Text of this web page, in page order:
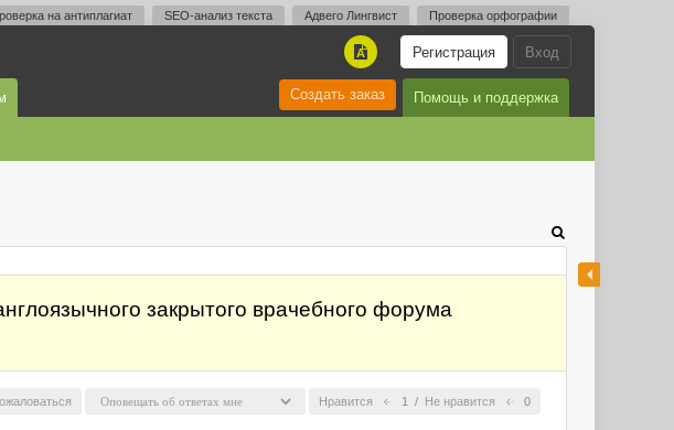
на антиплагиат SEO-анализ текста Адвего Лингвист Проверка орфографии
Вход
Регистрация
A
Помощь и поддержка
Создать заказ
закрытого врачебного форума
Нравится 1 / Не нравится 0